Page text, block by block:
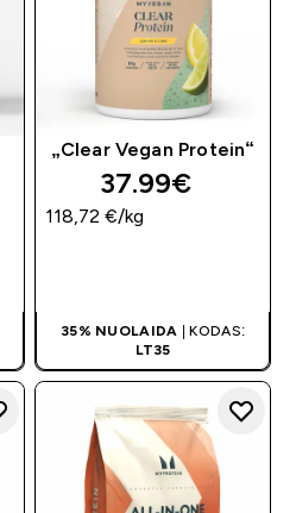
„Clear Vegan Protein“
37.99€‎
118,72 €‎/kg
35% NUOLAIDA | KODAS:
LT35